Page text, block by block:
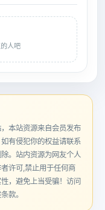
人吧
本站资源来自会员发布
有侵犯你的权益请联系
。站内资源为网友个人
许可,禁止用于任何商
，避免上当受骗！访问
款。